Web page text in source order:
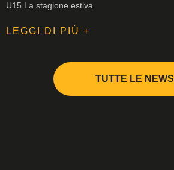
U15 La stagione estiva
LEGGI DI PIÙ +
TUTTE LE NEWS